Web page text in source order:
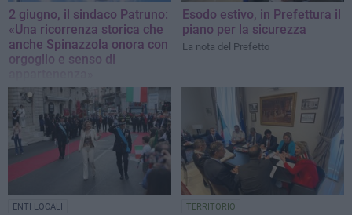
2 giugno, il sindaco Patruno:
«Una ricorrenza storica che
anche Spinazzola onora con
orgoglio e senso di
La nota del sindaco di Spinazzola,
Michele Patruno
Esodo estivo, in Prefettura il
piano per la sicurezza
La nota del Prefetto
ENTI LOCALI TERRITORIO